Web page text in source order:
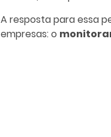
A resposta para essa
empresas: o